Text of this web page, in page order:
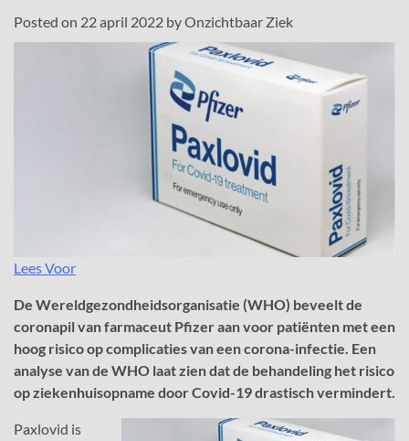
Posted on 22 april 2022 byOnzichtbaar Ziek
Lees Voor
De Wereldgezondheidsorganisatie (WHO) beveelt de
coronapil van farmaceut Pfizer aan voor patiënten met een
hoog risico op complicaties van een corona-infectie. Een
analyse van de WHO laat zien dat de behandeling het risico
op ziekenhuisopname door Covid-19 drastisch vermindert.
Paxlovid is